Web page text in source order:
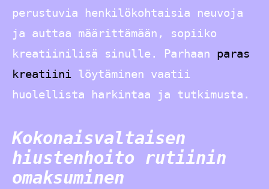
perustuvia henkilökohtaisia neuvoja
ja auttaa määrittämään, sopiiko
kreatiinilisä sinulle. Parhaan paras
kreatiini löytäminen vaatii
huolellista harkintaa ja tutkimusta.
Kokonaisvaltaisen
hiustenhoito rutiinin
omaksuminen